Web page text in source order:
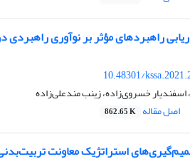
راهبردهای مؤثر بر نوآوری
10.48301/
خسروی‌زاده، زینب مندعلی‌زاده
اصل مقاله 862.65 K
استراتژیک معاونت